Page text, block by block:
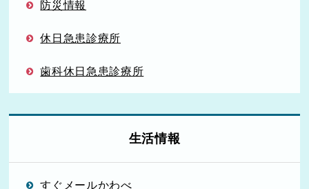
防災情報
休日急患診療所
歯科休日急患診療所
生活情報
すぐメールかわべ